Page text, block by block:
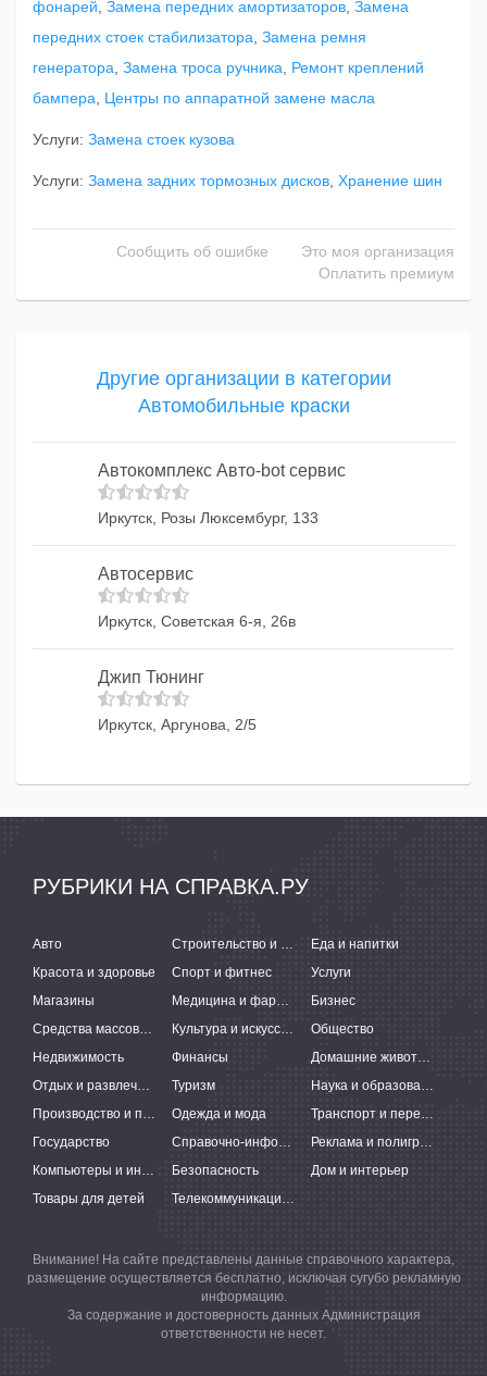
фонарей Замена передних амортизаторов Замена
передних стоек стабилизатора Замена ремня
генератора Замена троса ручника
Ремонт креплений
бампера
Центры по аппаратной замене масла
Услуги: Замена стоек кузова
Услуги: Замена задних тормозных дисков Хранение шин
Сообщить об ошибке
Это моя организация
Оплатить премиум
Другие организации в категории
Автомобильные краски
Автокомплекс Авто-bot сервис
Иркутск, Розы Люксембург, 133
Автосервис
Иркутск, Советская 6-я, 26в
Джип Тюнинг
Иркутск, Аргунова, 2/5
РУБРИКИ НА СПРАВКА.РУ
Авто Строительство и ремонт
Еда и напитки
Красота и здоровье
Спорт и фитнес
Услуги
Магазины
Медицина и фармацевтика
Бизнес
Средства массовой информации
Культура и искусство
Общество
Недвижимость
Финансы
Домашние животные
Отдых и развлечения
Туризм
Наука и образование
Производство и поставки
Одежда и мода
Транспорт и перевозки
Государство
Справочно-информационные системы
Реклама и полиграфия
Компьютеры и интернет
Безопасность
Дом и интерьер
Товары для детей
Телекоммуникации и связь
Внимание! На сайте представлены данные справочного характера,
размещение осуществляется бесплатно, исключая сугубо рекламную
информацию.
За содержание и достоверность данных Администрация
ответственности не несет.